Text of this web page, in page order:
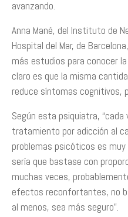
avanzando.
Anna Mané, del Instituto de
Hospital del Mar, de
más estudios para conocer
claro es que la misma
reduce síntomas cognitivos,
Según esta psiquiatra,
tratamiento por adicción al
problemas psicóticos es muy
sería que bastase con
muchas veces,
efectos reconfortantes, no
al menos, sea más seguro”.